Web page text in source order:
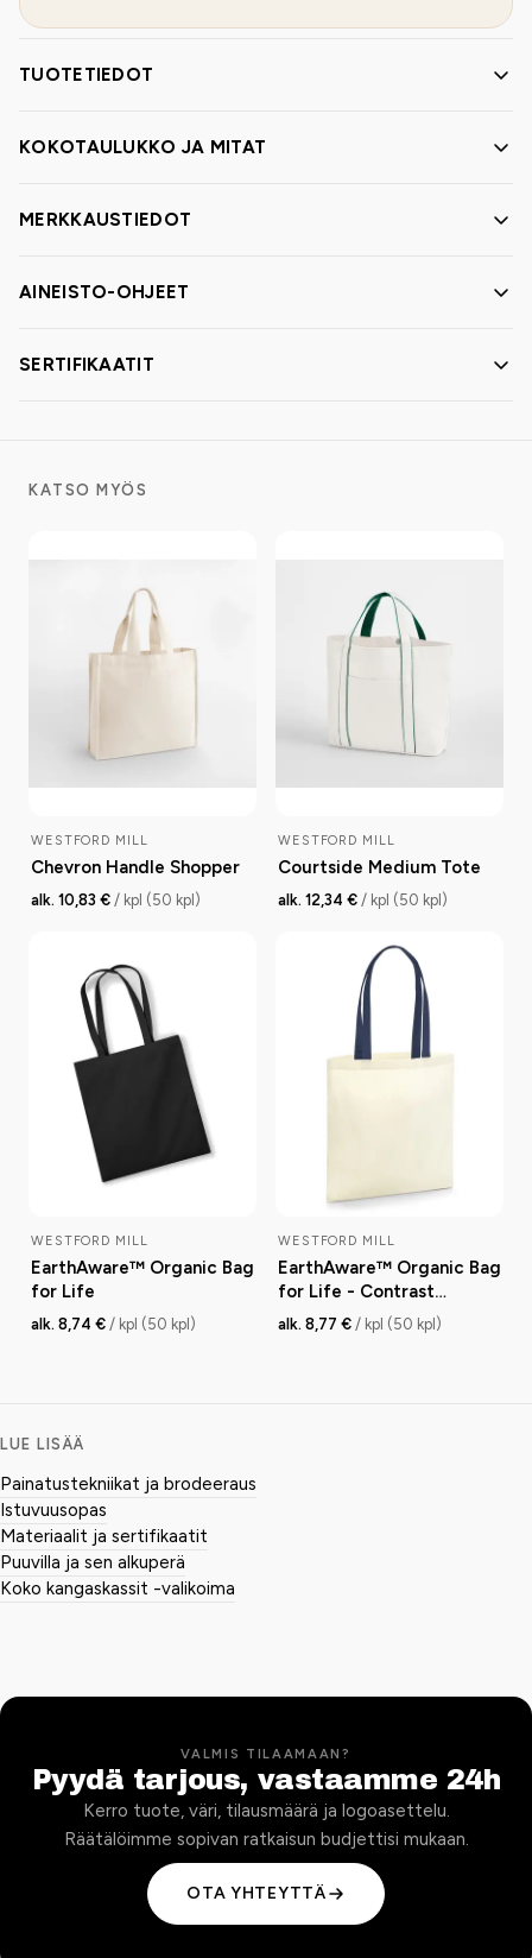
TUOTETIEDOT
KOKOTAULUKKO JA MITAT
MERKKAUSTIEDOT
AINEISTO-OHJEET
SERTIFIKAATIT
KATSO MYÖS
WESTFORD MILL
Chevron Handle Shopper
alk. 10,83 € / kpl (50 kpl)
WESTFORD MILL
Courtside Medium Tote
alk. 12,34 € / kpl (50 kpl)
WESTFORD MILL
EarthAware™ Organic Bag
for Life
alk. 8,74 € / kpl (50 kpl)
WESTFORD MILL
EarthAware™ Organic Bag
for Life - Contrast
Handles
alk. 8,77 € / kpl (50 kpl)
LUE LISÄÄ
Painatustekniikat ja brodeeraus
Istuvuusopas
Materiaalit ja sertifikaatit
Puuvilla ja sen alkuperä
Koko kangaskassit -valikoima
VALMIS TILAAMAAN?
Pyydä tarjous, vastaamme 24h
Kerro tuote, väri, tilausmäärä ja logoasettelu.
Räätälöimme sopivan ratkaisun budjettisi mukaan.
OTA YHTEYTTÄ